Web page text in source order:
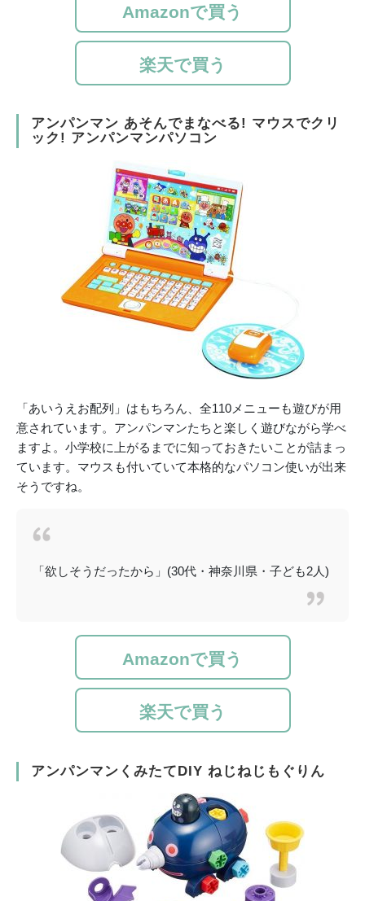
Amazonで買う
楽天で買う
アンパンマン あそんでまなべる! マウスでクリ
ック! アンパンマンパソコン
「あいうえお配列」はもちろん、全110メニューも遊びが用
意されています。アンパンマンたちと楽しく遊びながら学べ
ますよ。小学校に上がるまでに知っておきたいことが詰まっ
ています。マウスも付いていて本格的なパソコン使いが出来
そうですね。
「欲しそうだったから」(30代・神奈川県・子ども2人)
Amazonで買う
楽天で買う
アンパンマンくみたてDIY ねじねじもぐりん